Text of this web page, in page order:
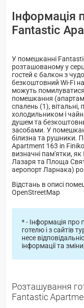
Інформація
Fantastic
У помешканні
розташованому у
гостей є балкон з
безкоштовний Wi-Fi на
можуть
помешкання
спалень (1), вітальнi,
холодильником і
душем та
засобами. У
білизна та рушники.
Apartment 163 in
визначні пам'ятки,
Лазаря та Площа
аеропорт Ларнака)
Відстань в описі
OpenStreetMap
* - Інформація про
готелю і з сайтів
несе
інформації та
Розташування
Fantastic